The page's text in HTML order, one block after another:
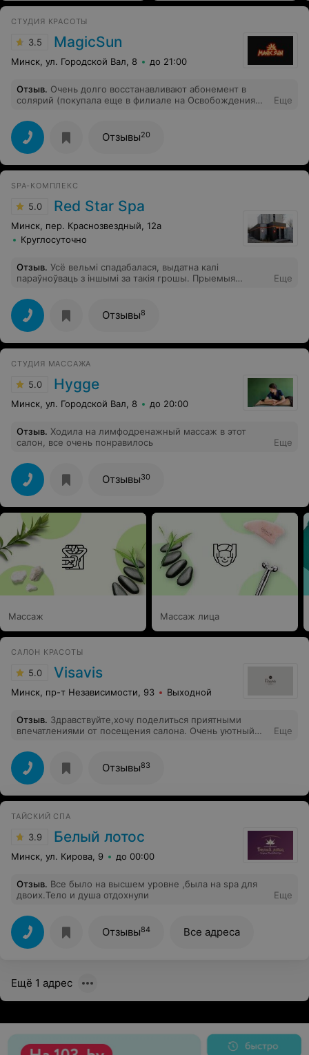
СТУДИЯ КРАСОТЫ
3.5 MagicSun
Минск, ул. Городской Вал, 8 до 21:00
Отзыв. Очень долго восстанавливают абонемент в
солярий (покупала еще в филиале на Освобождения
Освобождения восстановить бумажный абонемент,а
не просто помечать в программе. Отвечали,что и так
сойдет. А в итоге начались проблемы с
восстановлением.
Еще
Отзывы20
SPA-КОМПЛЕКС
5.0 Red Star Spa
Минск, пер. Краснозвездный, 12а
Круглосуточно
Отзыв. Усё вельмі спадабалася, выдатна калі
параўноўваць з іншымі за такія грошы. Прыемыя
вельмі добра. Ўсё super
Еще
Отзывы8
СТУДИЯ МАССАЖА
5.0 Hygge
Минск, ул. Городской Вал, 8 до 20:00
Отзыв. Ходила на лимфодренажный массаж в этот
салон, все очень понравилось
Еще
Отзывы30
Массаж Массаж лица
САЛОН КРАСОТЫ
5.0 Visavis
Минск, пр-т Независимости, 93 Выходной
Отзыв. Здравствуйте,хочу поделиться приятными
впечатлениями от посещения салона. Очень уютный
или Галия (я не поняла к сожалению) не только
хороший мастер,но и очень приятный человек ( что
тоже немаловажно). На выходе мы с маленьким
сыном стали обладателями чудесных,аккуратных и "
то,что я хотела" стрижек и хорошего настроения.
Еще
Отзывы83
ТАЙСКИЙ СПА
3.9 Белый лотос
Минск, ул. Кирова, 9 до 00:00
Отзыв. Все было на высшем уровне ,была на spa для
двоих.Тело и душа отдохнули
Еще
Отзывы84 Все адреса
Ещё 1 адрес